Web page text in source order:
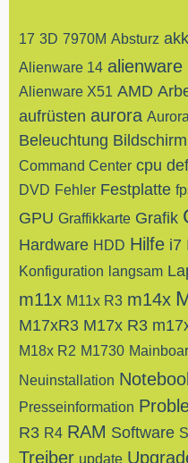
17 3D 7970M Absturz
Alienware 14 alienware
Alienware X51 AMD
aufrüsten aurora
Beleuchtung Bildschirm
Command Center cpu
DVD Fehler Festplatte
GPU Graffikkarte Grafik
Hardware HDD Hilfe i7
Konfiguration langsam
m11x M11x R3 m14x
M17xR3 M17x R3
M18x R2 M1730
Neuinstallation
Presseinformation
R3 R4 RAM Software
Treiber update